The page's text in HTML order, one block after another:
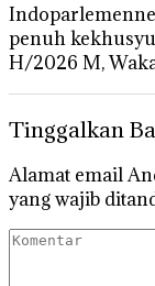
penuh
H/2026 M,
Tinggalkan
Alamat email
yang wajib